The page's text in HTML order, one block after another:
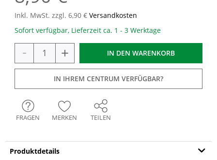
Inkl. MwSt. zzgl. 6,90 € Versandkosten
Sofort verfügbar, Lieferzeit ca. 1 - 3 Werktage
- + IN DEN WARENKORB
IN IHREM CENTRUM VERFÜGBAR?
FRAGEN MERKEN TEILEN
Produktdetails